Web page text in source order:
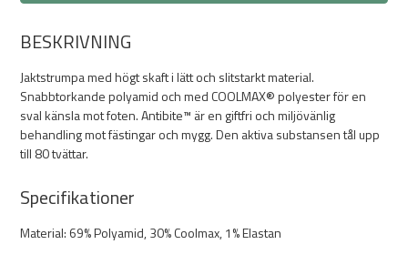
BESKRIVNING
Jaktstrumpa med högt skaft i lätt och slitstarkt material.
Snabbtorkande polyamid och med COOLMAX® polyester för en
sval känsla mot foten. Antibite™ är en giftfri och miljövänlig
behandling mot fästingar och mygg. Den aktiva substansen tål upp
till 80 tvättar.
Specifikationer
Material: 69% Polyamid, 30% Coolmax, 1% Elastan